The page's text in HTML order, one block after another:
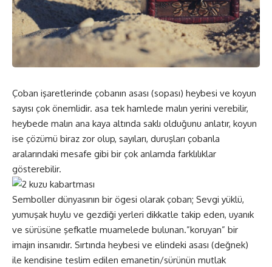
Çoban işaretlerinde çobanın asası (sopası) heybesi ve koyun
sayısı çok önemlidir. asa tek hamlede malın yerini verebilir,
heybede malın ana kaya altında saklı olduğunu anlatır, koyun
ise çözümü biraz zor olup, sayıları, duruşları çobanla
aralarındaki mesafe gibi bir çok anlamda farklılıklar
gösterebilir.
Semboller dünyasının bir ögesi olarak çoban; Sevgi yüklü,
yumuşak huylu ve gezdiği yerleri dikkatle takip eden, uyanık
ve sürüsüne şefkatle muamelede bulunan.”koruyan” bir
imajın insanıdır. Sırtında heybesi ve elindeki asası (değnek)
ile kendisine teslim edilen emanetin/sürünün mutlak